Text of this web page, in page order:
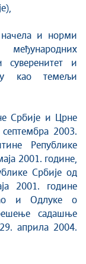
начела и норми
суверенитет и
као темељи
Србије и Црне
2003.
Републике
2001. године,
Србије од
2001. године
и Одлуке о
садашње
априла 2004.